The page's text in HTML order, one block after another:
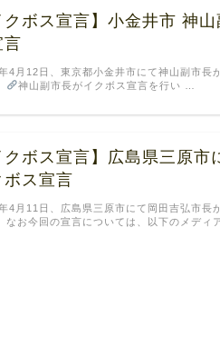
クボス宣言】小金井市 神
言
4月12日、東京都小金井市にて神山副市長
神山副市長がイクボス宣言を行い …
クボス宣言】広島県三原市
ボス宣言
4月11日、広島県三原市にて岡田吉弘市長
なお今回の宣言については、以下のメディ